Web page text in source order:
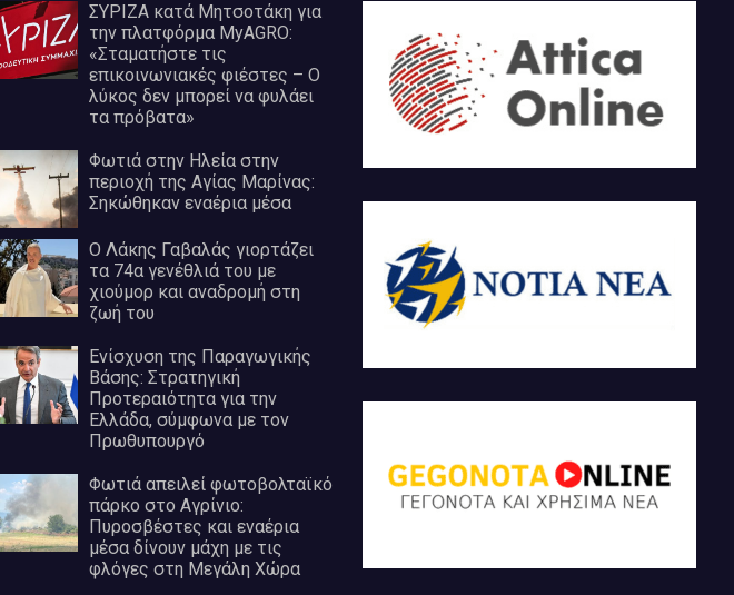
ΣΥΡΙΖΑ κατά Μητσοτάκη για
την πλατφόρμα MyAGRO:
«Σταματήστε τις
επικοινωνιακές φιέστες – Ο
λύκος δεν μπορεί να φυλάει
τα πρόβατα»
Φωτιά στην Ηλεία στην
περιοχή της Αγίας Μαρίνας:
Σηκώθηκαν εναέρια μέσα
Ο Λάκης Γαβαλάς γιορτάζει
τα 74α γενέθλιά του με
χιούμορ και αναδρομή στη
ζωή του
Ενίσχυση της Παραγωγικής
Βάσης: Στρατηγική
Προτεραιότητα για την
Ελλάδα, σύμφωνα με τον
Πρωθυπουργό
Φωτιά απειλεί φωτοβολταϊκό
πάρκο στο Αγρίνιο:
Πυροσβέστες και εναέρια
μέσα δίνουν μάχη με τις
φλόγες στη Μεγάλη Χώρα